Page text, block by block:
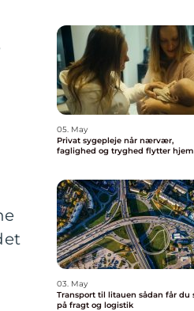
05. May
Privat sygepleje når nærvær,
faglighed og tryghed flytter hjem
03. May
Transport til litauen sådan får du styr
på fragt og logistik